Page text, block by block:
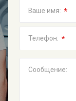
Ваше имя: *
Телефон: *
Сообщение: